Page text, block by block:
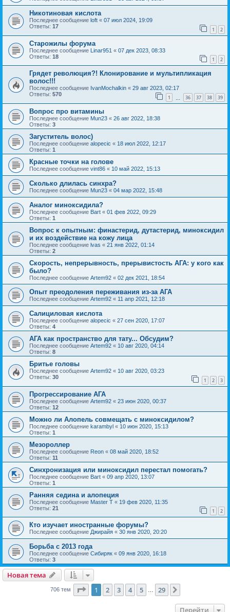
Никотиновая кислота
Последнее сообщение loft « 07 июл 2024, 19:09
Ответы: 17 1 2
Старожилы форума
Последнее сообщение Linar951 « 07 дек 2023, 08:33
Ответы: 18 1 2
Грядет революция?! Клонирование и мультипликация
волос!!!
Последнее сообщение IvanMochalkin « 29 авг 2023, 02:17
Ответы: 570 1 36 37 38 39
Вопрос про витамины
Последнее сообщение Mun23 « 26 авг 2022, 18:38
Ответы: 3
Загуститель волос)
Последнее сообщение alopecic « 18 июл 2022, 12:17
Ответы: 1
Красные точки на голове
Последнее сообщение vint86 « 10 май 2022, 15:13
Сколько длилась синхра?
Последнее сообщение Mun23 « 04 мар 2022, 15:48
Аналог миноксидила?
Последнее сообщение Bart « 01 фев 2022, 09:29
Ответы: 1
Вопрос к опытным: финастерид, дутастерид, миноксидил
и их воздействие на кожу лица
Последнее сообщение lvas « 21 янв 2022, 01:14
Ответы: 2
Скорость, непрерывность, прерывистость АГА: у кого как
было?
Последнее сообщение Artem92 « 02 дек 2021, 18:54
Опыт преодоления переживания из-за АГА
Последнее сообщение Artem92 « 11 апр 2021, 12:18
Салициловая кислота
Последнее сообщение alopecic « 27 сен 2020, 17:07
Ответы: 4
АГА как пространство для тату... Обсудим?
Последнее сообщение Artem92 « 10 авг 2020, 04:14
Ответы: 8
Бритье головы
Последнее сообщение Artem92 « 10 авг 2020, 03:23
Ответы: 30 1 2 3
Прогрессирование АГА
Последнее сообщение Artem92 « 23 июн 2020, 00:37
Ответы: 12
Можно ли Алопель совмещать с миноксидилом?
Последнее сообщение karambyl « 10 июн 2020, 15:13
Ответы: 1
Мезороллер
Последнее сообщение Reon « 08 май 2020, 18:52
Ответы: 11
Синхронизация или миноксидил перестал помогать?
Последнее сообщение Bart « 09 апр 2020, 13:07
Ответы: 1
Ранняя седина и алопеция
Последнее сообщение Master T « 19 фев 2020, 11:35
Ответы: 21 1 2
Кто изучает иностранные форумы?
Последнее сообщение Джирайя « 30 янв 2020, 20:20
Борьба с 2013 года
Последнее сообщение Сибиряк « 09 янв 2020, 16:18
Ответы: 3
Новая тема
706 тем Страница из 29
1 2 3 4 5 29
Перейти